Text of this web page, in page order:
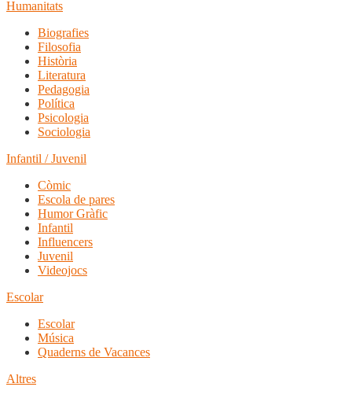
Humanitats
Biografies
Filosofia
Història
Literatura
Pedagogia
Política
Psicologia
Sociologia
Infantil / Juvenil
Còmic
Escola de pares
Humor Gràfic
Infantil
Influencers
Juvenil
Videojocs
Escolar
Escolar
Música
Quaderns de Vacances
Altres